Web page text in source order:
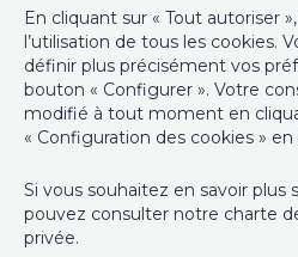
Accès handicapés
Cuisine
Chauffage (ind/coll) (type (ind/
Ascenseur
En cliquant sur « Tout autoriser
l’utilisation de tous les cookies.
définir plus précisément vos
bouton « Configurer ». Votre
modifié à tout moment en
« Configuration des cookies »
Si vous souhaitez en savoir plus
pouvez consulter notre charte
privée.
Responsable traitement des
Vincent Wauters, administrateur
984 en Belgique - N°
Instance de contrôle: Institut
immobiliers, rue du Luxembourg
38 50 - info@ipi.be) - Soumis au
RC professionnelle et